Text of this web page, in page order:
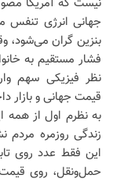
جهانی انرژی تنفس
بنزین گران می‌شود،
فشار مستقیم به
نظر فیزیکی سهم
قیمت جهانی و بازار
به نظرم اول از همه
زندگی روزمره مردم
این فقط عدد روی
حمل‌ونقل، روی قیمت